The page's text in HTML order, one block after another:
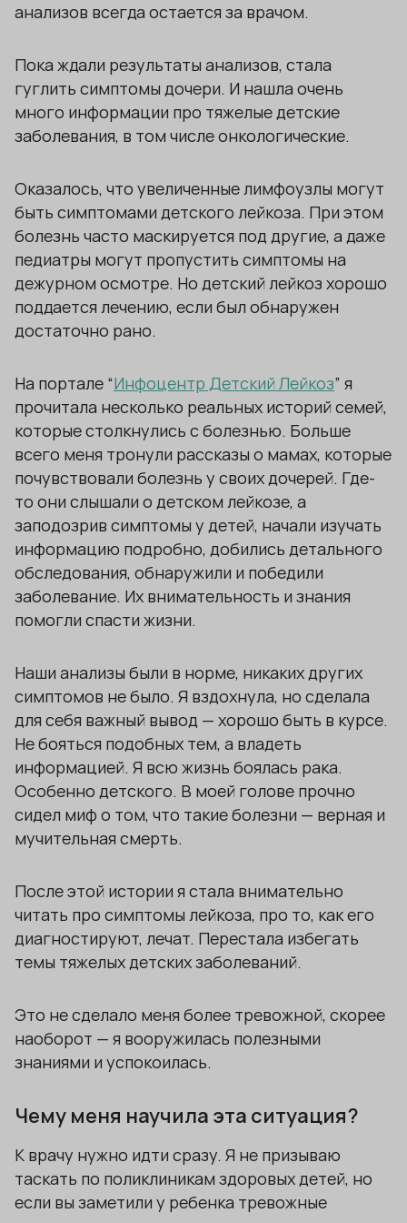
анализов всегда остается за врачом.
Пока ждали результаты анализов, стала
гуглить симптомы дочери. И нашла очень
много информации про тяжелые детские
заболевания, в том числе онкологические.
Оказалось, что увеличенные лимфоузлы могут
быть симптомами детского лейкоза. При этом
болезнь часто маскируется под другие, а даже
педиатры могут пропустить симптомы на
дежурном осмотре. Но детский лейкоз хорошо
поддается лечению, если был обнаружен
достаточно рано.
На портале “Инфоцентр Детский Лейкоз” я
прочитала несколько реальных историй семей,
которые столкнулись с болезнью. Больше
всего меня тронули рассказы о мамах, которые
почувствовали болезнь у своих дочерей. Где-
то они слышали о детском лейкозе, а
заподозрив симптомы у детей, начали изучать
информацию подробно, добились детального
обследования, обнаружили и победили
заболевание. Их внимательность и знания
помогли спасти жизни.
Наши анализы были в норме, никаких других
симптомов не было. Я вздохнула, но сделала
для себя важный вывод — хорошо быть в курсе.
Не бояться подобных тем, а владеть
информацией. Я всю жизнь боялась рака.
Особенно детского. В моей голове прочно
сидел миф о том, что такие болезни — верная и
мучительная смерть.
После этой истории я стала внимательно
читать про симптомы лейкоза, про то, как его
диагностируют, лечат. Перестала избегать
темы тяжелых детских заболеваний.
Это не сделало меня более тревожной, скорее
наоборот — я вооружилась полезными
знаниями и успокоилась.
Чему меня научила эта ситуация?
К врачу нужно идти сразу. Я не призываю
таскать по поликлиникам здоровых детей, но
если вы заметили у ребенка тревожные